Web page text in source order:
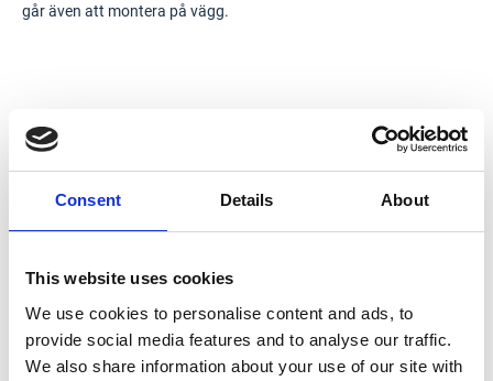
Consent Details About
This website uses cookies
We use cookies to personalise content and ads, to
provide social media features and to analyse our traffic.
We also share information about your use of our site with
går även att montera på vägg.